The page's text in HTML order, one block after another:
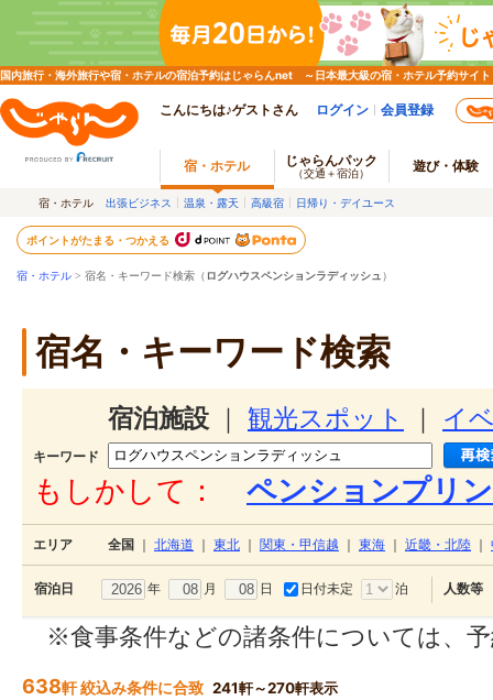
国内旅行・海外旅行や宿・ホテルの宿泊予約はじゃらんnet ～日本最大級の宿・ホテル予約サイト
こんにちは♪ゲストさん ログイン 会員登録
宿・ホテル じゃらんパック
（交通＋宿泊） 遊び・体験
宿・ホテル 出張ビジネス 温泉・露天 高級宿 日帰り・デイユース
ポイントがたまる・つかえる
宿・ホテル > 宿名・キーワード検索（ ログハウスペンションラディッシュ ）
宿名・キーワード検索
宿泊施設 観光スポット イ
キーワード
もしかして： ペンションプリ
エリア 全国 北海道 東北 関東・甲信越 東海 近畿・北陸
宿泊日 年 月 日 日付未定 泊 人数等
※食事条件などの諸条件については、
638軒 絞込み条件に合致 241軒～270軒表示